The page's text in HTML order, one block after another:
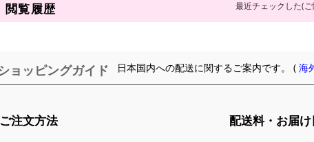
閲覧履歴 最近チェックした(
ョッピングガイド 日本国内への配送に関するご案内です。 (海
ご注文方法 配送料・お届